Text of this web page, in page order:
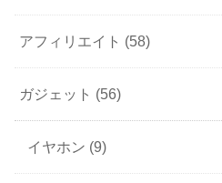
アフィリエイト (58)
ガジェット (56)
イヤホン (9)